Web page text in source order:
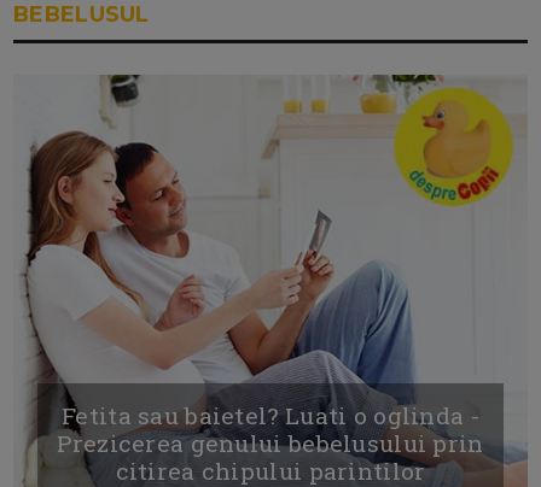
BEBELUSUL
Fetita sau baietel? Luati o oglinda -
Prezicerea genului bebelusului prin
citirea chipului parintilor